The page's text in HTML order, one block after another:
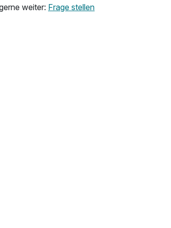
weiter: Frage stellen